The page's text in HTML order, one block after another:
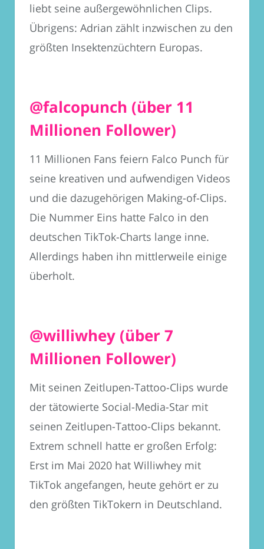
liebt seine außergewöhnlichen Clips.
Übrigens: Adrian zählt inzwischen zu den
größten Insektenzüchtern Europas.
@falcopunch (über 11
Millionen Follower)
11 Millionen Fans feiern Falco Punch für
seine kreativen und aufwendigen Videos
und die dazugehörigen Making-of-Clips.
Die Nummer Eins hatte Falco in den
deutschen TikTok-Charts lange inne.
Allerdings haben ihn mittlerweile einige
überholt.
@williwhey (über 7
Millionen Follower)
Mit seinen Zeitlupen-Tattoo-Clips wurde
der tätowierte Social-Media-Star mit
seinen Zeitlupen-Tattoo-Clips bekannt.
Extrem schnell hatte er großen Erfolg:
Erst im Mai 2020 hat Williwhey mit
TikTok angefangen, heute gehört er zu
den größten TikTokern in Deutschland.